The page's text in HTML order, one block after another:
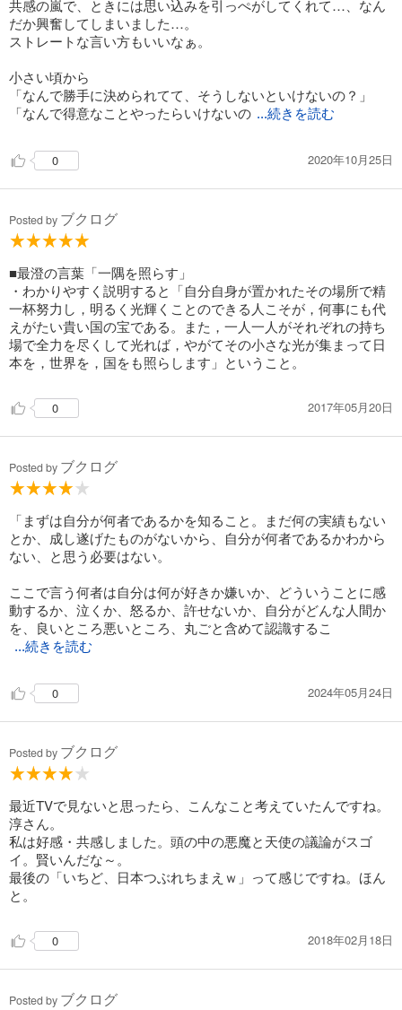
共感の嵐で、ときには思い込みを引っぺがしてくれて…、なん
だか興奮してしまいました…。
ストレートな言い方もいいなぁ。
小さい頃から
「なんで勝手に決められてて、そうしないといけないの？」
「なんで得意なことやったらいけないの ...続きを読む
0 2020年10月25日
Posted by ブクログ
■最澄の言葉「一隅を照らす」
・わかりやすく説明すると「自分自身が置かれたその場所で精
一杯努力し，明るく光輝くことのできる人こそが，何事にも代
えがたい貴い国の宝である。また，一人一人がそれぞれの持ち
場で全力を尽くして光れば，やがてその小さな光が集まって日
本を，世界を，国をも照らします」ということ。
0 2017年05月20日
Posted by ブクログ
「まずは自分が何者であるかを知ること。まだ何の実績もない
とか、成し遂げたものがないから、自分が何者であるかわから
ない、と思う必要はない。
ここで言う何者は自分は何が好きか嫌いか、どういうことに感
動するか、泣くか、怒るか、許せないか、自分がどんな人間か
を、良いところ悪いところ、丸ごと含めて認識するこ
...続きを読む
0 2024年05月24日
Posted by ブクログ
最近TVで見ないと思ったら、こんなこと考えていたんですね。
淳さん。
私は好感・共感しました。頭の中の悪魔と天使の議論がスゴ
イ。賢いんだな～。
最後の「いちど、日本つぶれちまえｗ」って感じですね。ほん
と。
0 2018年02月18日
Posted by ブクログ